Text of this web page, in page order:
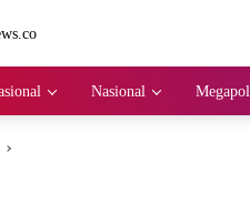
Nasional